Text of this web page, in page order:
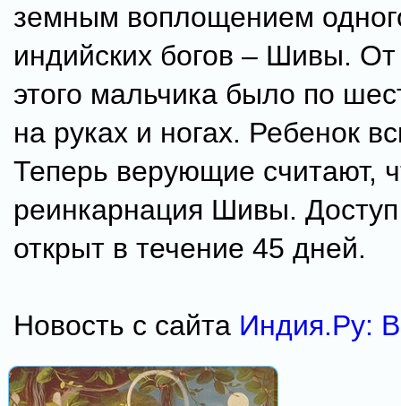
земным воплощением
индийских богов – Шивы.
этого мальчика было по
на руках и ногах. Ребенок
Теперь верующие считают,
реинкарнация Шивы. Доступ
открыт в течение 45 дней.
Новость с сайта Индия.Ру: